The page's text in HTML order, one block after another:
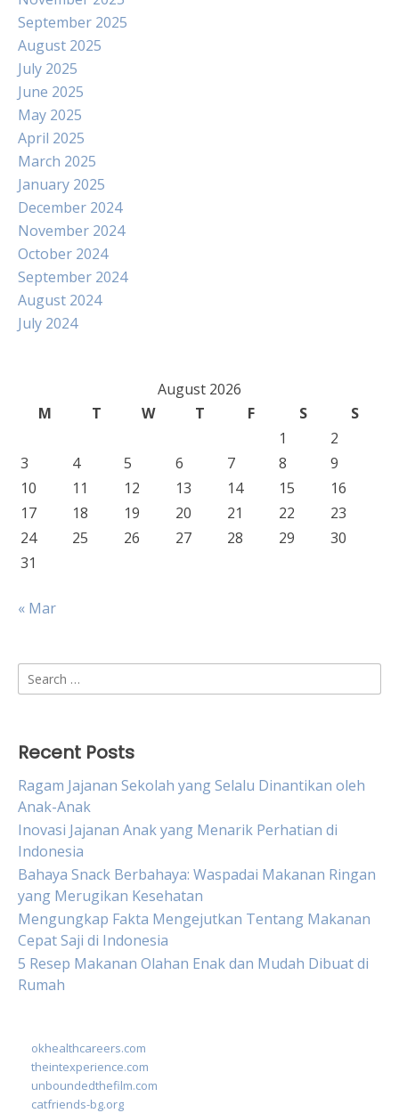
September 2025
August 2025
July 2025
June 2025
May 2025
April 2025
March 2025
January 2025
December 2024
November 2024
October 2024
September 2024
August 2024
July 2024
August 2026
M
T W T F S
S
1
2
3
4 5 6 7 8
9
10
11 12 13 14 15
16
17
18 19 20 21 22
23
24
25 26 27 28 29
30
31
« Mar
Search
for:
Recent Posts
Ragam Jajanan Sekolah yang Selalu Dinantikan oleh
Anak-Anak
Inovasi Jajanan Anak yang Menarik Perhatian di
Indonesia
Bahaya Snack Berbahaya: Waspadai Makanan Ringan
yang Merugikan Kesehatan
Mengungkap Fakta Mengejutkan Tentang Makanan
Cepat Saji di Indonesia
5 Resep Makanan Olahan Enak dan Mudah Dibuat di
Rumah
okhealthcareers.com
theintexperience.com
unboundedthefilm.com
catfriends-bg.org